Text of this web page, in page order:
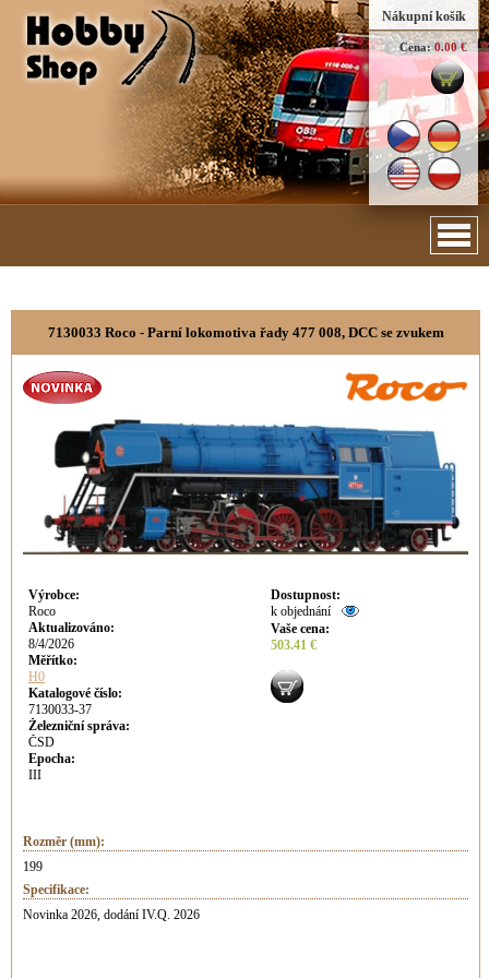
Nákupní košík
Cena: 0.00 €
7130033 Roco - Parní lokomotiva řady 477 008, DCC se zvukem
Výrobce:
Roco
Aktualizováno:
8/4/2026
Měřítko:
H0
Katalogové číslo:
7130033-37
Železniční správa:
ČSD
Epocha:
III
Dostupnost:
k objednání
Vaše cena:
503.41 €
Rozměr (mm):
199
Specifikace:
Novinka 2026, dodání IV.Q. 2026